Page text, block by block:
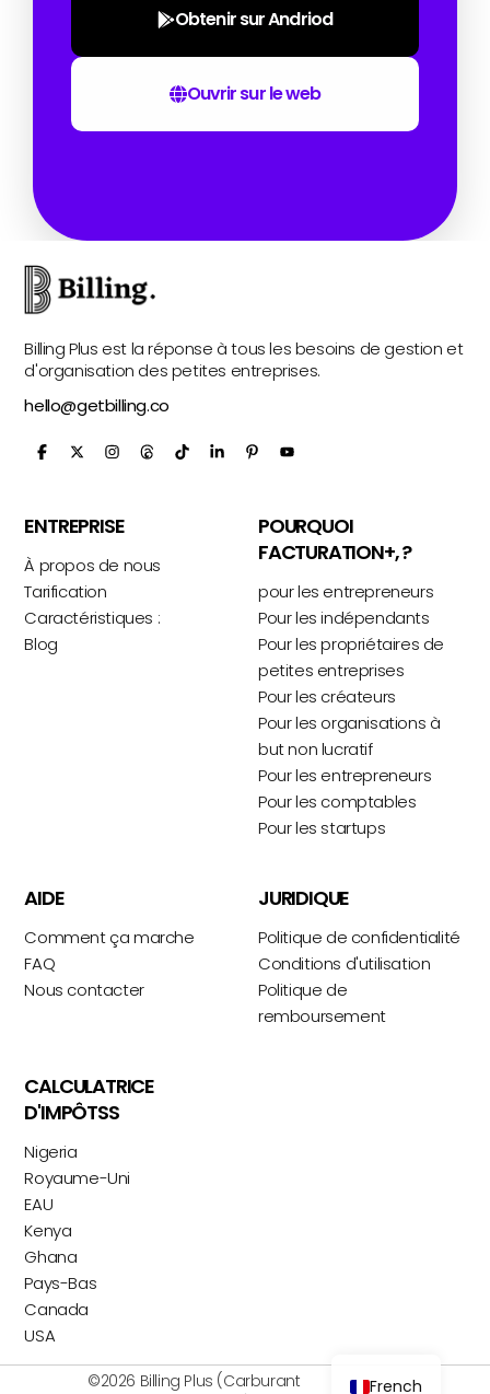
Obtenir sur Andriod
Ouvrir sur le web
Billing Plus est la réponse à tous les besoins de gestion et
d'organisation des petites entreprises.
hello@getbilling.co
ENTREPRISE
À propos de nous
Tarification
Caractéristiques :
Blog
POURQUOI
FACTURATION+, ?
pour les entrepreneurs
Pour les indépendants
Pour les propriétaires de
petites entreprises
Pour les créateurs
Pour les organisations à
but non lucratif
Pour les entrepreneurs
Pour les comptables
Pour les startups
AIDE
Comment ça marche
FAQ
Nous contacter
JURIDIQUE
Politique de confidentialité
Conditions d'utilisation
Politique de
remboursement
CALCULATRICE
D'IMPÔTSS
Nigeria
Royaume-Uni
EAU
Kenya
Ghana
Pays-Bas
Canada
USA
©2026 Billing Plus (Carburant
French